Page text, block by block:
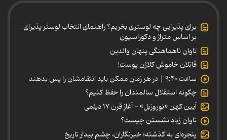
برای پذیرایی چه لوستری بخریم؟ راهنمای انتخاب لوستر پذیرای
بر اساس متراژ و دکوراسیون
تاوان ناهماهنگی پنهان والدین
قاتلان خاموش کلاژن پوست!
ساعت ۹:۴۰ | در هر زمان ممکن باید انتقامشان را پس بدهند
چگونه استقلال سالمندان را حفظ کنیم؟
آیین کهن «نوروزبل» - آغاز قرن ۱۷ دیلمی
تاوان زیاد نشستن چیست؟
پنجره‌ای به گذشته؛ خبرنگاران، چشم بیدار تاریخ